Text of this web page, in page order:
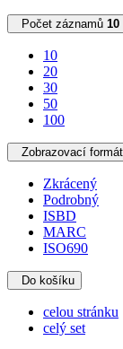
Počet záznamů 10
10
20
30
50
100
Zobrazovací
Zkrácený
Podrobný
ISBD
MARC
ISO690
Do košíku
celou stránku
celý set